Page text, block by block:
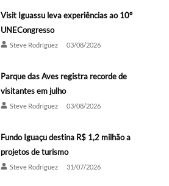
Visit Iguassu leva experiências ao 10º
UNECongresso
Steve Rodríguez 03/08/2026
Parque das Aves registra recorde de
visitantes em julho
Steve Rodríguez 03/08/2026
Fundo Iguaçu destina R$ 1,2 milhão a
projetos de turismo
Steve Rodríguez 31/07/2026